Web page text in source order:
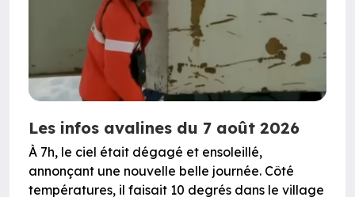
Les infos avalines du 7 août 2026
À 7h, le ciel était dégagé et ensoleillé,
annonçant une nouvelle belle journée. Côté
températures, il faisait 10 degrés dans le village